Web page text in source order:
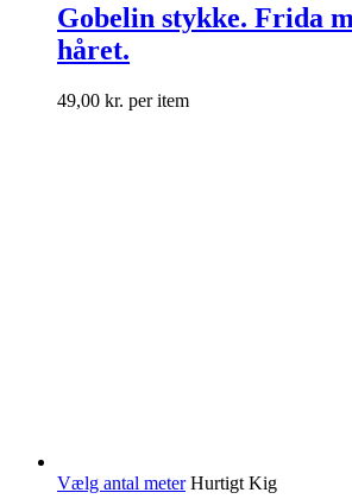
Gobelin stykke. Frida
håret.
49,00 kr. per item
Vælg antal meter Hurtigt Kig